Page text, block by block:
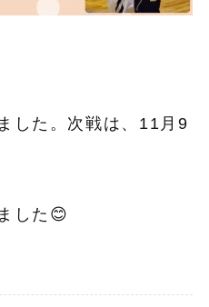
した。次戦は、11月9
した😊